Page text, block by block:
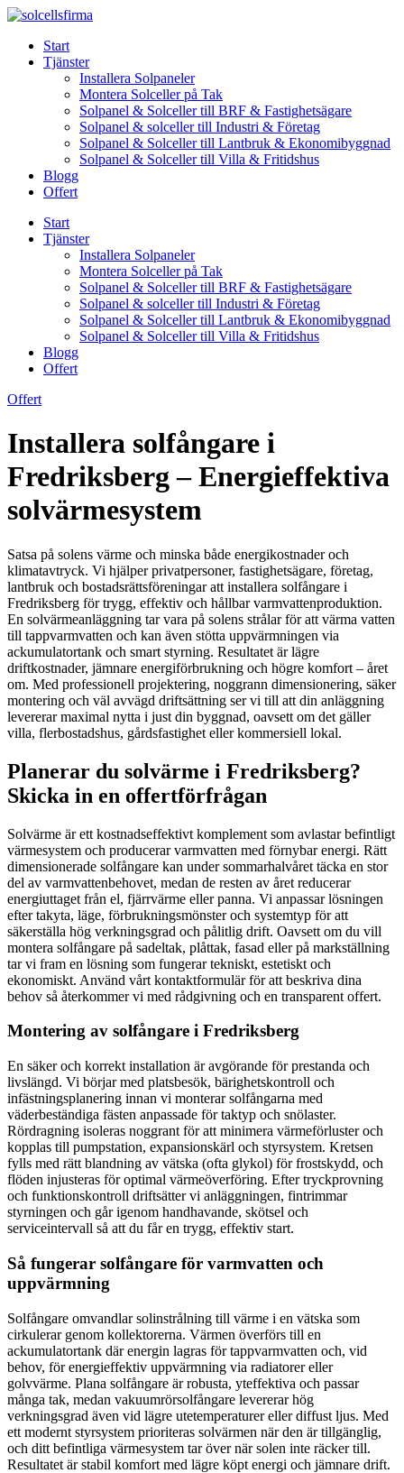
Skip
contentStart
Tjänster
Installera Solpaneler
Montera Solceller på Tak
Solpanel & Solceller till BRF & Fastighetsägare
Solpanel & solceller till Industri & Företag
Solpanel & Solceller till Lantbruk & Ekonomibyggnad
Solpanel & Solceller till Villa & Fritidshus
Blogg
Offert
Start
Tjänster
Installera Solpaneler
Montera Solceller på Tak
Solpanel & Solceller till BRF & Fastighetsägare
Solpanel & solceller till Industri & Företag
Solpanel & Solceller till Lantbruk & Ekonomibyggnad
Solpanel & Solceller till Villa & Fritidshus
Blogg
Offert
Offert
Installera solfångare i
Fredriksberg – Energieffektiva
solvärmesystem
Satsa på solens värme och minska både energikostnader och
klimatavtryck. Vi hjälper privatpersoner, fastighetsägare, företag,
lantbruk och bostadsrättsföreningar att installera solfångare i
Fredriksberg för trygg, effektiv och hållbar varmvattenproduktion.
En solvärmeanläggning tar vara på solens strålar för att värma vatten
till tappvarmvatten och kan även stötta uppvärmningen via
ackumulatortank och smart styrning. Resultatet är lägre
driftkostnader, jämnare energiförbrukning och högre komfort – året
om. Med professionell projektering, noggrann dimensionering, säker
montering och väl avvägd driftsättning ser vi till att din anläggning
levererar maximal nytta i just din byggnad, oavsett om det gäller
villa, flerbostadshus, gårdsfastighet eller kommersiell lokal.
Planerar du solvärme i Fredriksberg?
Skicka in en offertförfrågan
Solvärme är ett kostnadseffektivt komplement som avlastar befintligt
värmesystem och producerar varmvatten med förnybar energi. Rätt
dimensionerade solfångare kan under sommarhalvåret täcka en stor
del av varmvattenbehovet, medan de resten av året reducerar
energiuttaget från el, fjärrvärme eller panna. Vi anpassar lösningen
efter takyta, läge, förbrukningsmönster och systemtyp för att
säkerställa hög verkningsgrad och pålitlig drift. Oavsett om du vill
montera solfångare på sadeltak, plåttak, fasad eller på markställning
tar vi fram en lösning som fungerar tekniskt, estetiskt och
ekonomiskt. Använd vårt kontaktformulär för att beskriva dina
behov så återkommer vi med rådgivning och en transparent offert.
Montering av solfångare i Fredriksberg
En säker och korrekt installation är avgörande för prestanda och
livslängd. Vi börjar med platsbesök, bärighetskontroll och
infästningsplanering innan vi monterar solfångarna med
väderbeständiga fästen anpassade för taktyp och snölaster.
Rördragning isoleras noggrant för att minimera värmeförluster och
kopplas till pumpstation, expansionskärl och styrsystem. Kretsen
fylls med rätt blandning av vätska (ofta glykol) för frostskydd, och
flöden injusteras för optimal värmeöverföring. Efter tryckprovning
och funktionskontroll driftsätter vi anläggningen, fintrimmar
styrningen och går igenom handhavande, skötsel och
serviceintervall så att du får en trygg, effektiv start.
Så fungerar solfångare för varmvatten och
uppvärmning
Solfångare omvandlar solinstrålning till värme i en vätska som
cirkulerar genom kollektorerna. Värmen överförs till en
ackumulatortank där energin lagras för tappvarmvatten och, vid
behov, för energieffektiv uppvärmning via radiatorer eller
golvvärme. Plana solfångare är robusta, yteffektiva och passar
många tak, medan vakuumrörsolfångare levererar hög
verkningsgrad även vid lägre utetemperaturer eller diffust ljus. Med
ett modernt styrsystem prioriteras solvärmen när den är tillgänglig,
och ditt befintliga värmesystem tar över när solen inte räcker till.
Resultatet är stabil komfort med lägre köpt energi och jämnare drift.